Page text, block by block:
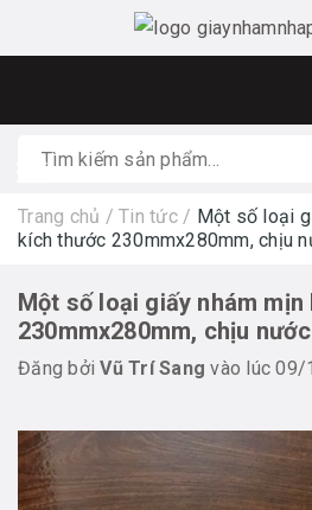
Trang chủ / Tin tức / Một số loại
kích thước 230mmx280mm, chịu
Một số loại giấy nhám
230mmx280mm, chịu nước
Đăng bởiVũ Trí Sang vào lúc